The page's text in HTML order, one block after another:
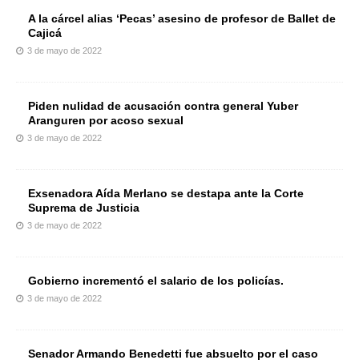
A la cárcel alias ‘Pecas’ asesino de profesor de Ballet de
Cajicá
3 de mayo de 2022
Piden nulidad de acusación contra general Yuber
Aranguren por acoso sexual
3 de mayo de 2022
Exsenadora Aída Merlano se destapa ante la Corte
Suprema de Justicia
3 de mayo de 2022
Gobierno incrementó el salario de los policías.
3 de mayo de 2022
Senador Armando Benedetti fue absuelto por el caso